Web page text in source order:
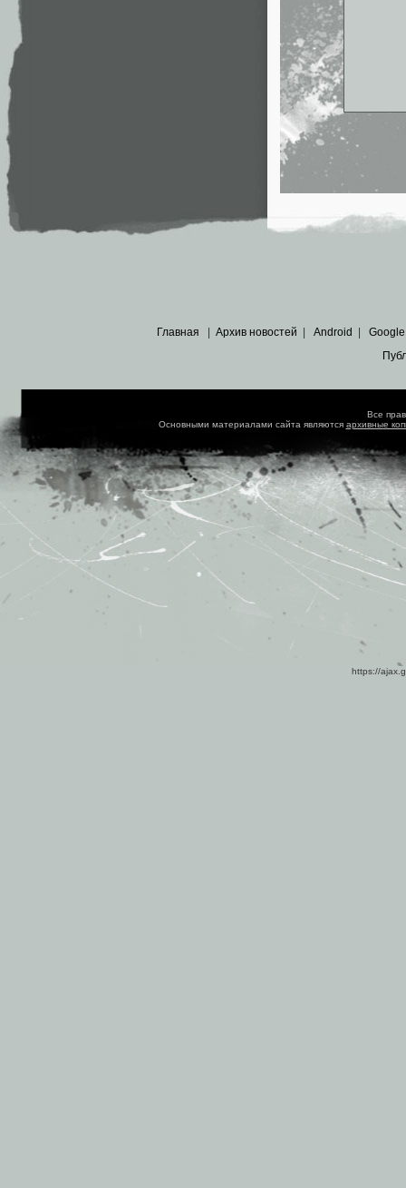
Главная | Архив новостей | Android | Google
Все
Основными материалами сайта являются архивные
https://